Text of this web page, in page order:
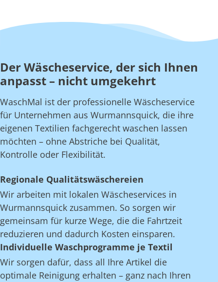
Der Wäscheservice, der sich Ihnen
anpasst – nicht umgekehrt
WaschMal ist der professionelle Wäscheservice
für Unternehmen aus Wurmannsquick, die ihre
eigenen Textilien fachgerecht waschen lassen
möchten – ohne Abstriche bei Qualität,
Kontrolle oder Flexibilität.
Regionale Qualitätswäschereien
Wir arbeiten mit lokalen Wäscheservices in
Wurmannsquick zusammen. So sorgen wir
gemeinsam für kurze Wege, die die Fahrtzeit
reduzieren und dadurch Kosten einsparen.
Individuelle Waschprogramme je Textil
Wir sorgen dafür, dass all Ihre Artikel die
optimale Reinigung erhalten – ganz nach Ihren